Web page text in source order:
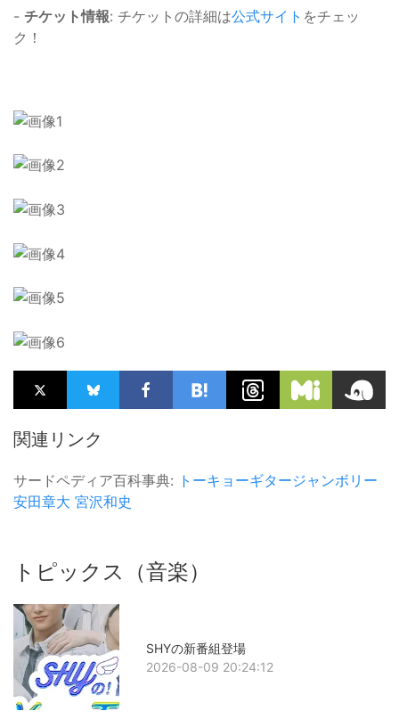
- チケット情報: チケットの詳細は公式サイト をチェッ
ク！
関連リンク
サードペディア百科事典: トーキョーギタージャンボリー
安田章大 宮沢和史
トピックス（音楽）
SHYの新番組登場
2026-08-09 20:24:12